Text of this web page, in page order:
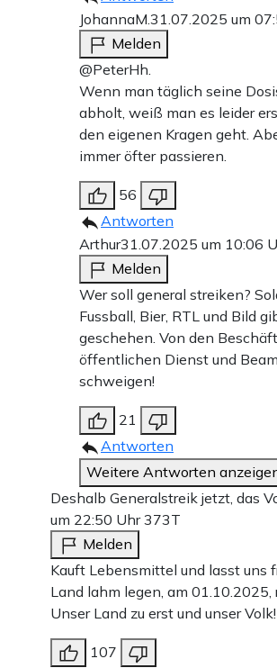
JohannaM.31.07.2025 um
Melden
@PeterHh.
Wenn man täglich seine
abholt, weiß man es leider
den eigenen Kragen geht.
immer öfter passieren.
56
Antworten
Arthur31.07.2025 um 10:06
Melden
Wer soll general streiken?
Fussball, Bier, RTL und Bild
geschehen. Von den
öffentlichen Dienst und
schweigen!
21
Antworten
Weitere Antworten
Deshalb Generalstreik jetzt, das
um 22:50 Uhr373T
Melden
Kauft Lebensmittel und lasst uns
Land lahm legen, am 01.10.2025,
Unser Land zu erst und unser Volk!
107